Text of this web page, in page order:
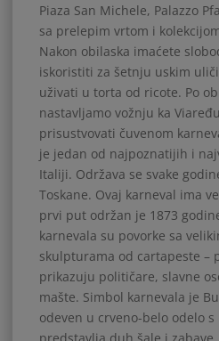
Piaza San Michele, Palazzo
sa prelepim vrtom i
Nakon obilaska imaćete
iskoristiti za šetnju uskim
uživati u torta od ricote. Po
nastavljamo vožnju ka
prisustvovati čuvenom
je jedan od najpoznatijih i
Italiji. Održava se svake
Toskane. Ovaj karneval ima
prvi put održan je 1873
karnevala su povorke sa
skulpturama od cartapeste –
prikazuju političare, slavne
mašte. Simbol karnevala je
odeven u crveno-belo odelo s